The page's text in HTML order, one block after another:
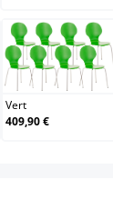
Vert
Vert
409,90 €